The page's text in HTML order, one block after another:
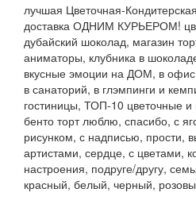
лучшая Цветочная-
доставка ОДНИМ КУРЬЕРОМ!
дубайский шоколад, магазин
аниматоры, клубника в
вкусные эмоции на ДОМ, в
в санаторий, в глэмпинги и
гостиницы, ТОП-10 цветочные и
бенто торт люблю, спасибо, с
рисунком, с надписью, прости,
артистами, сердце, с цветами,
настроения, подруге/другу,
красный, белый, черный,